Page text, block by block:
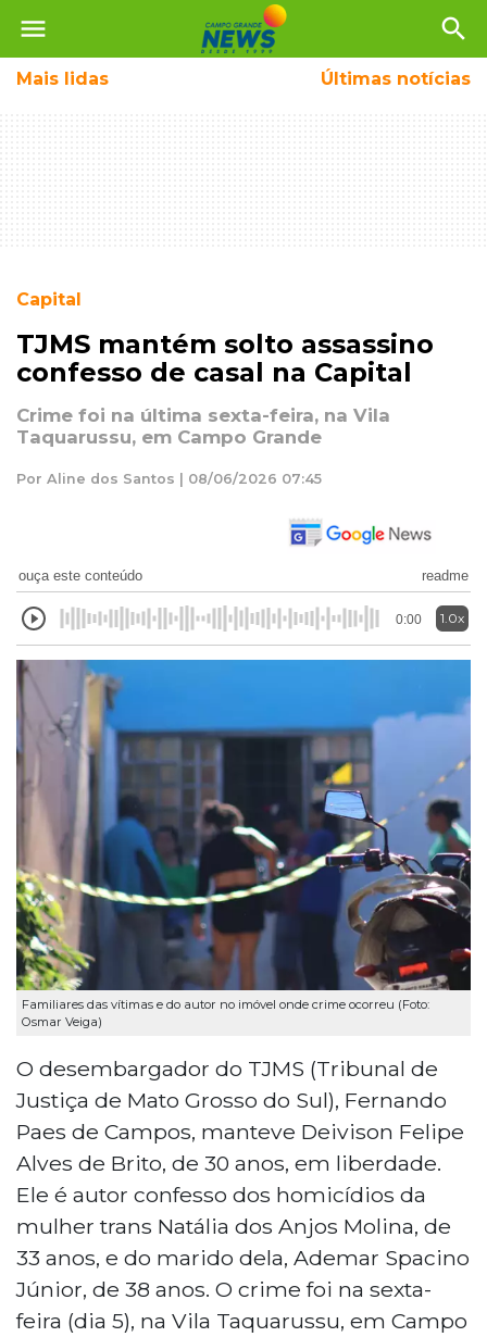
menu search
Mais lidas Últimas notícias
Capital
TJMS mantém solto assassino
confesso de casal na Capital
Crime foi na última sexta-feira, na Vila
Taquarussu, em Campo Grande
Por Aline dos Santos | 08/06/2026 07:45
ouça este conteúdo readme
0:00 1.0x
Familiares das vítimas e do autor no imóvel onde crime ocorreu (Foto:
Osmar Veiga)
O desembargador do TJMS (Tribunal de
Justiça de Mato Grosso do Sul), Fernando
Paes de Campos, manteve Deivison Felipe
Alves de Brito, de 30 anos, em liberdade.
Ele é autor confesso dos homicídios da
mulher trans Natália dos Anjos Molina, de
33 anos, e do marido dela, Ademar Spacino
Júnior, de 38 anos. O crime foi na sexta-
feira (dia 5), na Vila Taquarussu, em Campo